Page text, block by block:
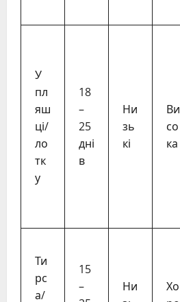
У
пл
яш
ці/
ло
тк
у
18
–
25
дні
в
Ни
зь
кі
Ви
со
ка
Ти
рс
а/
15
–
Ни
Хо